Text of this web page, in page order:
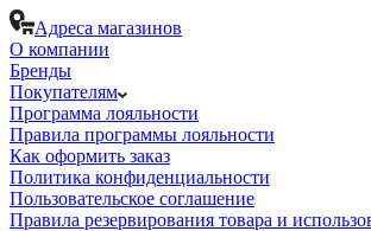
Адреса магазинов
О компании
Бренды
Покупателям
Программа лояльности
Правила программы лояльности
Как оформить заказ
Политика конфиденциальности
Пользовательское соглашение
Правила резервирования товара и